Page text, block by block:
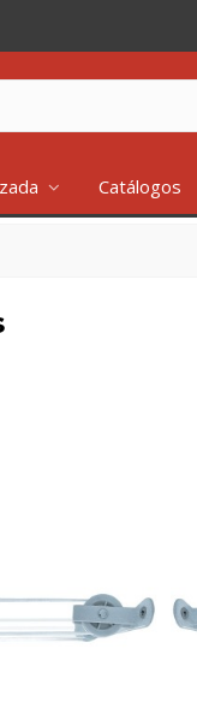
Catálogos